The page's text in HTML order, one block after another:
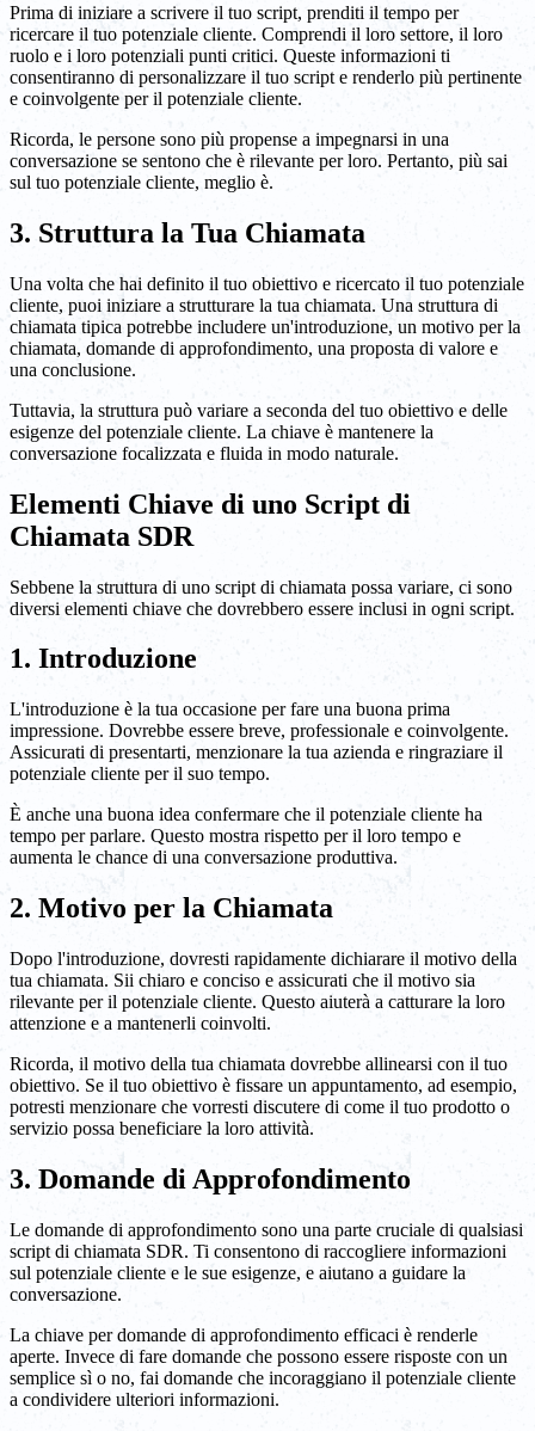
Prima di iniziare a scrivere il tuo script, prenditi il tempo per
ricercare il tuo potenziale cliente. Comprendi il loro settore, il loro
ruolo e i loro potenziali punti critici. Queste informazioni ti
consentiranno di personalizzare il tuo script e renderlo più pertinente
e coinvolgente per il potenziale cliente.
Ricorda, le persone sono più propense a impegnarsi in una
conversazione se sentono che è rilevante per loro. Pertanto, più sai
sul tuo potenziale cliente, meglio è.
3. Struttura la Tua Chiamata
Una volta che hai definito il tuo obiettivo e ricercato il tuo potenziale
cliente, puoi iniziare a strutturare la tua chiamata. Una struttura di
chiamata tipica potrebbe includere un'introduzione, un motivo per la
chiamata, domande di approfondimento, una proposta di valore e
una conclusione.
Tuttavia, la struttura può variare a seconda del tuo obiettivo e delle
esigenze del potenziale cliente. La chiave è mantenere la
conversazione focalizzata e fluida in modo naturale.
Elementi Chiave di uno Script di
Chiamata SDR
Sebbene la struttura di uno script di chiamata possa variare, ci sono
diversi elementi chiave che dovrebbero essere inclusi in ogni script.
1. Introduzione
L'introduzione è la tua occasione per fare una buona prima
impressione. Dovrebbe essere breve, professionale e coinvolgente.
Assicurati di presentarti, menzionare la tua azienda e ringraziare il
potenziale cliente per il suo tempo.
È anche una buona idea confermare che il potenziale cliente ha
tempo per parlare. Questo mostra rispetto per il loro tempo e
aumenta le chance di una conversazione produttiva.
2. Motivo per la Chiamata
Dopo l'introduzione, dovresti rapidamente dichiarare il motivo della
tua chiamata. Sii chiaro e conciso e assicurati che il motivo sia
rilevante per il potenziale cliente. Questo aiuterà a catturare la loro
attenzione e a mantenerli coinvolti.
Ricorda, il motivo della tua chiamata dovrebbe allinearsi con il tuo
obiettivo. Se il tuo obiettivo è fissare un appuntamento, ad esempio,
potresti menzionare che vorresti discutere di come il tuo prodotto o
servizio possa beneficiare la loro attività.
3. Domande di Approfondimento
Le domande di approfondimento sono una parte cruciale di qualsiasi
script di chiamata SDR. Ti consentono di raccogliere informazioni
sul potenziale cliente e le sue esigenze, e aiutano a guidare la
conversazione.
La chiave per domande di approfondimento efficaci è renderle
aperte. Invece di fare domande che possono essere risposte con un
semplice sì o no, fai domande che incoraggiano il potenziale cliente
a condividere ulteriori informazioni.